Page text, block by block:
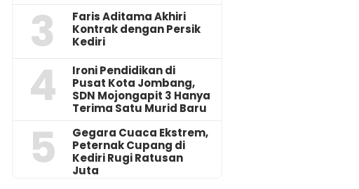
3
Faris Aditama Akhiri
Kontrak dengan Persik
Kediri
4
Ironi Pendidikan di
Pusat Kota Jombang,
SDN Mojongapit 3 Hanya
Terima Satu Murid Baru
5
‎Gegara Cuaca Ekstrem,
Peternak Cupang di
Kediri Rugi Ratusan
Juta